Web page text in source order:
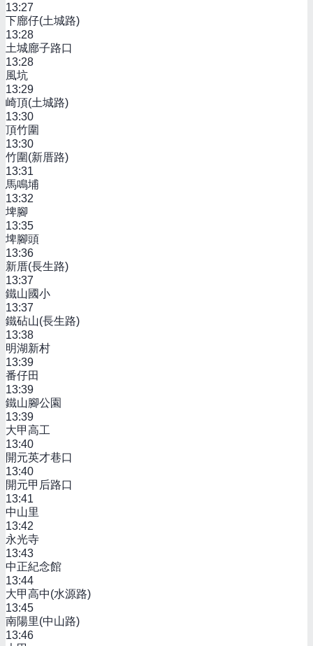
13:27
下廍仔(土城路)
13:28
土城廍子路口
13:28
風坑
13:29
崎頂(土城路)
13:30
頂竹圍
13:30
竹圍(新厝路)
13:31
馬鳴埔
13:32
埤腳
13:35
埤腳頭
13:36
新厝(長生路)
13:37
鐵山國小
13:37
鐵砧山(長生路)
13:38
明湖新村
13:39
番仔田
13:39
鐵山腳公園
13:39
大甲高工
13:40
開元英才巷口
13:40
開元甲后路口
13:41
中山里
13:42
永光寺
13:43
中正紀念館
13:44
大甲高中(水源路)
13:45
南陽里(中山路)
13:46